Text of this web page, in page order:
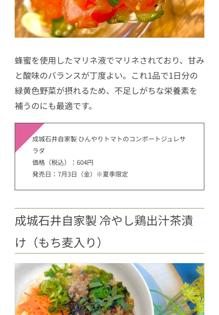
蜂蜜を使用したマリネ液でマリネされており、甘み
と酸味のバランスが丁度よい。これ1品で1日分の
緑黄色野菜が摂れるため、不足しがちな栄養素を
補うのにも最適です。
成城石井自家製 ひんやりトマトのコンポートジュレサ
ラダ
価格（税込）：604円
発売日：7月3日（金）※夏季限定
成城石井自家製 冷やし鶏出汁茶漬
け（もち麦入り）